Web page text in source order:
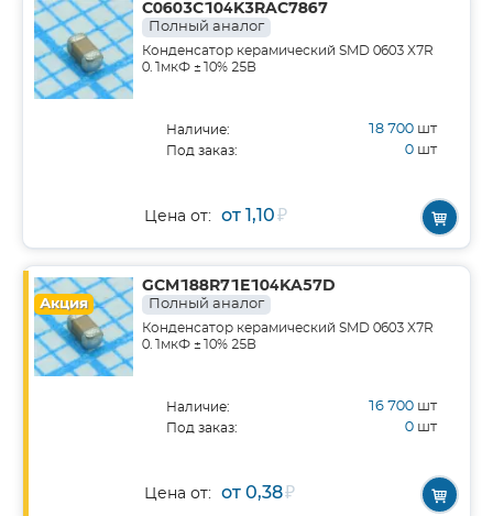
C0603C104K3RAC7867
Полный аналог
Конденсатор керамический SMD 0603 X7R
0.1мкФ ±10% 25В
Наличие: 18 700 шт
Под заказ: 0 шт
Цена от: от 1,10₽
Акция
GCM188R71E104KA57D
Полный аналог
Конденсатор керамический SMD 0603 X7R
0.1мкФ ±10% 25В
Наличие: 16 700 шт
Под заказ: 0 шт
Цена от: от 0,38₽